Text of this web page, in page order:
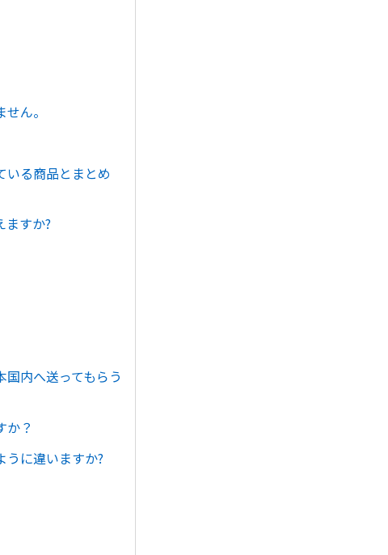
ん。
いる商品とまとめ
ますか?
内へ送ってもらう
か？
うに違いますか?